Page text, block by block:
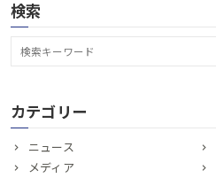
検索
カテゴリー
ニュース
メディア